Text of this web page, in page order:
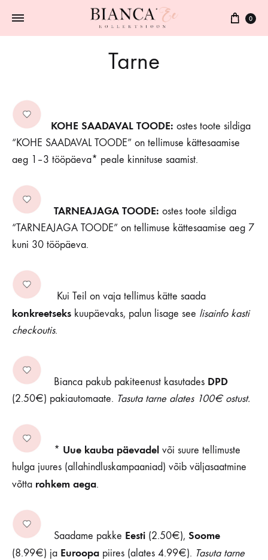
0
Tarne
KOHE SAADAVAL TOODE: ostes toote sildiga
“KOHE SAADAVAL TOODE” on tellimuse kättesaamise
aeg 1–3 tööpäeva* peale kinnituse saamist.
TARNEAJAGA TOODE: ostes toote sildiga
“TARNEAJAGA TOODE” on tellimuse kättesaamise aeg 7
kuni 30 tööpäeva.
Kui Teil on vaja tellimus kätte saada
konkreetseks kuupäevaks, palun lisage see lisainfo kasti
checkoutis.
Bianca pakub pakiteenust kasutades DPD
(2.50€) pakiautomaate. Tasuta tarne alates 100€ ostust.
* Uue kauba päevadel või suure tellimuste
hulga juures (allahindluskampaaniad) võib väljasaatmine
võtta rohkem aega.
Saadame pakke Eesti (2.50€), Soome
(8.99€) ja Euroopa piires (alates 4.99€). Tasuta tarne